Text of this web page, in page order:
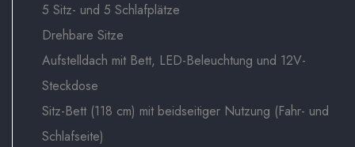
5 Sitz- und 5 Schlafplätze
Drehbare Sitze
Aufstelldach mit Bett, LED-Beleuchtung und 12V-
Steckdose
Sitz-Bett (118 cm) mit beidseitiger Nutzung (Fahr- und
Schlafseite)